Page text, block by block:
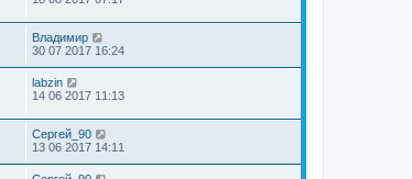
Владимир
30 07 2017 16:24
labzin
14 06 2017 11:13
Сергей_90
13 06 2017 14:11